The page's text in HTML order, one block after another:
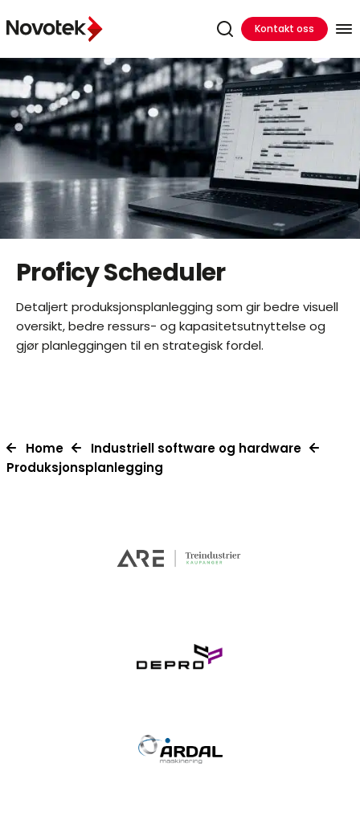
Kontakt oss
Proficy Scheduler
Detaljert produksjonsplanlegging som gir bedre visuell
oversikt, bedre ressurs- og kapasitetsutnyttelse og
gjør planleggingen til en strategisk fordel.
Home
Industriell software og hardware
Produksjonsplanlegging